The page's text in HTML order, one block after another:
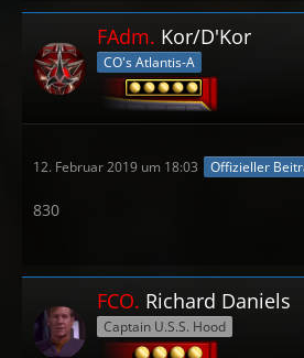
FAdm. Kor/D'Kor
CO's Atlantis-A
12. Februar 2019 um 18:03 Offizieller
830
FCO. Richard Daniels
Captain U.S.S. Hood